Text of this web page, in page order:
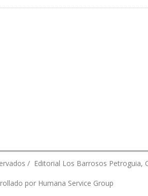
/ Editorial Los Barrosos Petroguia,
por Humana Service Group